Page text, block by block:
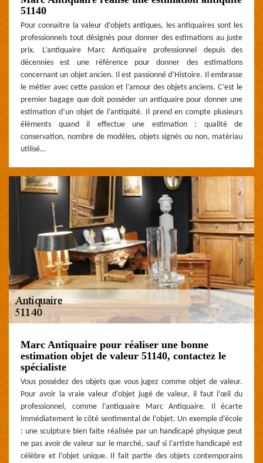
51140
Pour connaitre la valeur d’objets antiques, les antiquaires sont les
professionnels tout désignés pour donner des estimations au juste
prix. L’antiquaire Marc Antiquaire professionnel depuis des
décennies est une référence pour donner des estimations
concernant un objet ancien. Il est passionné d’Histoire. Il embrasse
le métier avec cette passion et l’amour des objets anciens. C’est le
premier bagage que doit posséder un antiquaire pour donner une
estimation d’un objet de l’antiquité. Il prend en compte plusieurs
éléments quand il effectue une estimation : qualité de
conservation, nombre de modèles, objets signés ou non, matériau
utilisé…
Marc Antiquaire pour réaliser une bonne
estimation objet de valeur 51140, contactez le
spécialiste
Vous possédez des objets que vous jugez comme objet de valeur.
Pour avoir la vraie valeur d’objet jugé de valeur, il faut l’œil du
professionnel, comme l’antiquaire Marc Antiquaire. Il écarte
immédiatement le côté sentimental de l’objet. Un exemple d’école
: une sculpture bien faite réalisée par un handicapé physique peut
ne pas avoir de valeur sur le marché, sauf si l’artiste handicapé est
célèbre et l’objet unique. Il fait partie des objets contemporains